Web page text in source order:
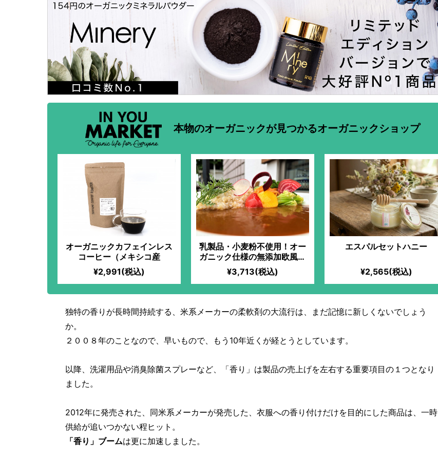
本物のオーガニックが見つかるオーガニックショップ
オーガニックカフェインレス
コーヒー（メキシコ産
¥2,991(税込)
乳製品・小麦粉不使用！オー
ガニック仕様の無添加欧風ベ
ジカレー｜【 IN YOU
MARKET限定】「化学過敏症
の妻のために、美味しいお料
理を食べさせてあげたい」と
いう想いから始まった、全原
材料オーガニックのフレンチ
のみ！とってもヘルシーなの
¥3,713(税込)
エスパルセットハニー
¥2,565(税込)
独特の香りが長時間持続する、米系メーカーの柔軟剤の大流行は、まだ記憶に新しくないでしょう
か。
２００８年のことなので、早いもので、もう10年近くが経とうとしています。
以降、洗濯用品や消臭除菌スプレーなど、「香り」は製品の売上げを左右する重要項目の１つとなり
ました。
2012年に発売された、同米系メーカーが発売した、衣服への香り付けだけを目的にした商品は、一時
供給が追いつかない程ヒット。
「香り」ブームは更に加速しました。